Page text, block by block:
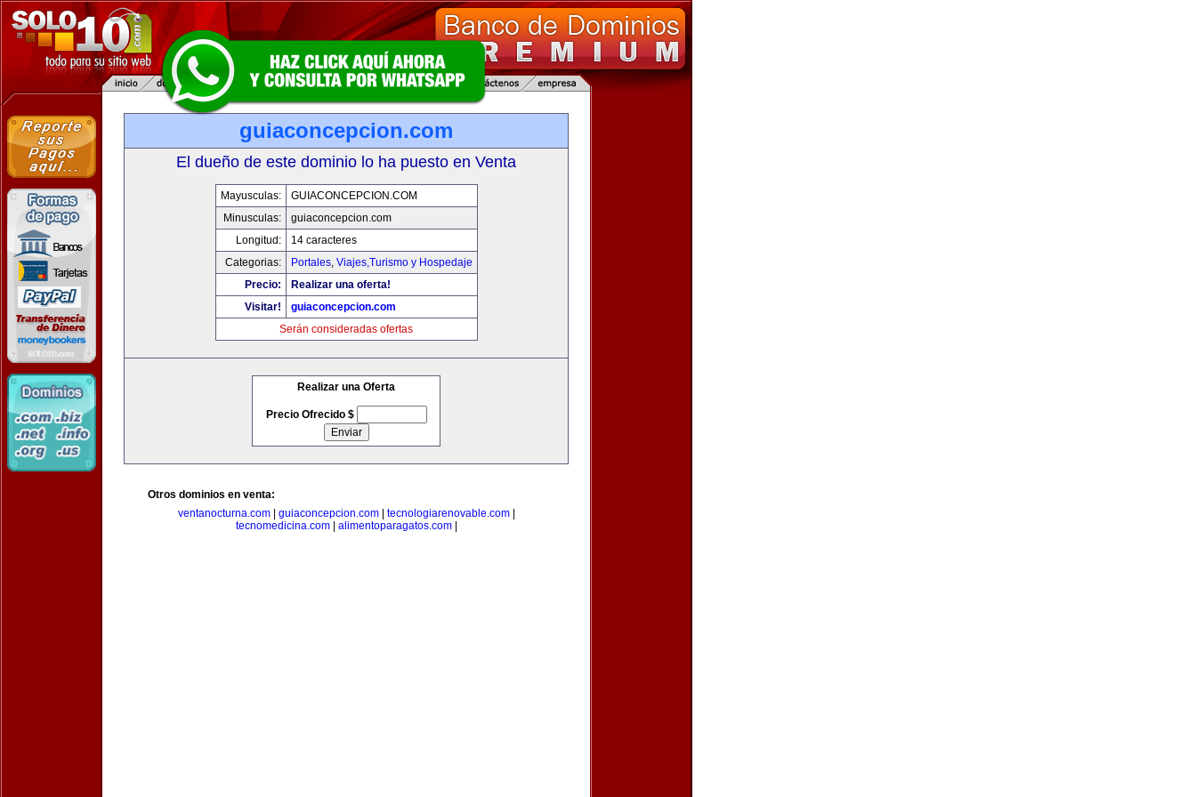
guiaconcepcion.com
El dueño de este dominio lo ha puesto en Venta
Mayusculas:
GUIACONCEPCION.COM
Minusculas:
guiaconcepcion.com
Longitud:
14 caracteres
Categorias:
Portales, Viajes,Turismo y Hospedaje
Precio:
Realizar una oferta!
Visitar!
guiaconcepcion.com
Serán consideradas ofertas
Realizar una Oferta
Precio Ofrecido $
Otros dominios en venta:
ventanocturna.com| guiaconcepcion.com| tecnologiarenovable.com|
tecnomedicina.com| alimentoparagatos.com|